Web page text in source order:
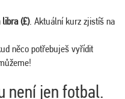
(£). Aktuální kurz zjistíš na
něco potřebuješ vyřídit
není jen fotbal.